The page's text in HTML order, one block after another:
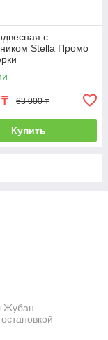
с
Stella Промо
₸ 63 000 ₸
Купить